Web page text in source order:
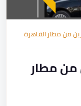
من مطار القاهرة
مطار